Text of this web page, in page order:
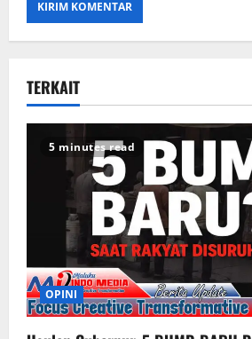
TERKAIT
5 minutes read
OPINI